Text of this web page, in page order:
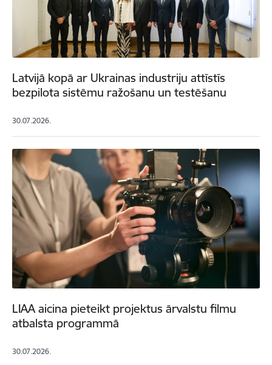
Latvijā kopā ar Ukrainas industriju attīstīs
bezpilota sistēmu ražošanu un testēšanu
30.07.2026.
LIAA aicina pieteikt projektus ārvalstu filmu
atbalsta programmā
30.07.2026.